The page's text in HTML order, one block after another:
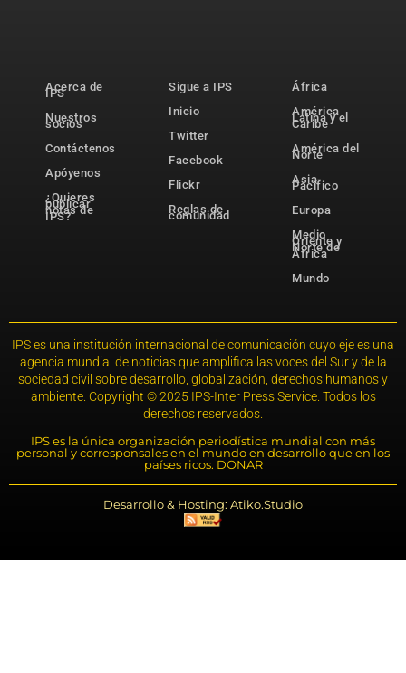
Acerca de
IPS
Nuestros
socios
Contáctenos
Apóyenos
¿Quieres
publicar
notas de
IPS?
Sigue a IPS
Inicio
Twitter
Facebook
Flickr
Reglas de
comunidad
África
América
Latina y el
Caribe
América del
Norte
Asia-
Pacífico
Europa
Medio
Oriente y
Norte de
África
Mundo
IPS es una institución internacional de comunicación cuyo eje es una
agencia mundial de noticias que amplifica las voces del Sur y de la
sociedad civil sobre desarrollo, globalización, derechos humanos y
ambiente. Copyright © 2025 IPS-Inter Press Service. Todos los
derechos reservados.
IPS es la única organización periodística mundial con más
personal y corresponsales en el mundo en desarrollo que en los
países ricos. DONAR
Desarrollo & Hosting: Atiko.Studio